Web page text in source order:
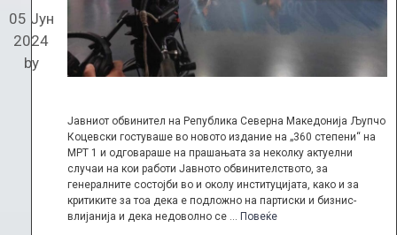
05 Јун
2024
by
Јавниот обвинител на Република Северна Македонија Љупчо
Коцевски гостуваше во новото издание на „360 степени“ на
МРТ 1 и одговараше на прашањата за неколку актуелни
случаи на кои работи Јавното обвинителството, за
генералните состојби во и околу институцијата, како и за
критиките за тоа дека е подложно на партиски и бизнис-
влијанија и дека недоволно се … Повеќе